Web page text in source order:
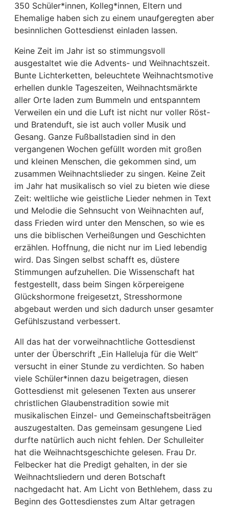
350 Schüler*innen, Kolleg*innen, Eltern und
Ehemalige haben sich zu einem unaufgeregten aber
besinnlichen Gottesdienst einladen lassen.
Keine Zeit im Jahr ist so stimmungsvoll
ausgestaltet wie die Advents- und Weihnachtszeit.
Bunte Lichterketten, beleuchtete Weihnachtsmotive
erhellen dunkle Tageszeiten, Weihnachtsmärkte
aller Orte laden zum Bummeln und entspanntem
Verweilen ein und die Luft ist nicht nur voller Röst-
und Bratenduft, sie ist auch voller Musik und
Gesang. Ganze Fußballstadien sind in den
vergangenen Wochen gefüllt worden mit großen
und kleinen Menschen, die gekommen sind, um
zusammen Weihnachtslieder zu singen. Keine Zeit
im Jahr hat musikalisch so viel zu bieten wie diese
Zeit: weltliche wie geistliche Lieder nehmen in Text
und Melodie die Sehnsucht von Weihnachten auf,
dass Frieden wird unter den Menschen, so wie es
uns die biblischen Verheißungen und Geschichten
erzählen. Hoffnung, die nicht nur im Lied lebendig
wird. Das Singen selbst schafft es, düstere
Stimmungen aufzuhellen. Die Wissenschaft hat
festgestellt, dass beim Singen körpereigene
Glückshormone freigesetzt, Stresshormone
abgebaut werden und sich dadurch unser gesamter
Gefühlszustand verbessert.
All das hat der vorweihnachtliche Gottesdienst
unter der Überschrift „Ein Halleluja für die Welt“
versucht in einer Stunde zu verdichten. So haben
viele Schüler*innen dazu beigetragen, diesen
Gottesdienst mit gelesenen Texten aus unserer
christlichen Glaubenstradition sowie mit
musikalischen Einzel- und Gemeinschaftsbeiträgen
auszugestalten. Das gemeinsam gesungene Lied
durfte natürlich auch nicht fehlen. Der Schulleiter
hat die Weihnachtsgeschichte gelesen. Frau Dr.
Felbecker hat die Predigt gehalten, in der sie
Weihnachtsliedern und deren Botschaft
nachgedacht hat. Am Licht von Bethlehem, dass zu
Beginn des Gottesdienstes zum Altar getragen